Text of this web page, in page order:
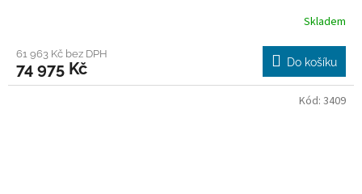
R
M
A
Skladem
61 963 Kč bez DPH
74 975 Kč Do košíku
Kód: 3409